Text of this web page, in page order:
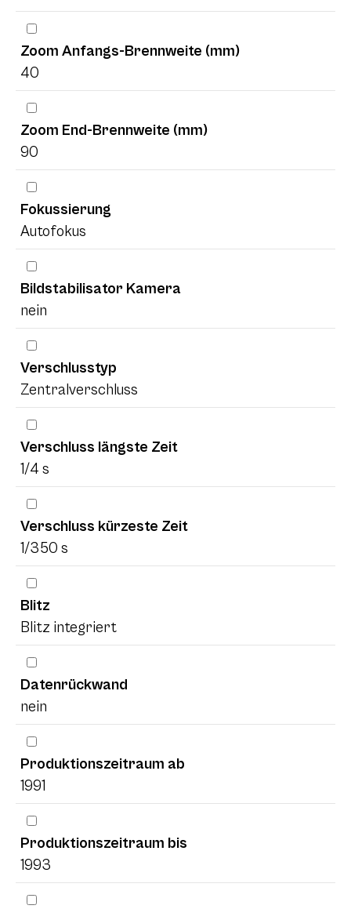
Zoom Anfangs-Brennweite (mm)
40
Zoom End-Brennweite (mm)
90
Fokussierung
Autofokus
Bildstabilisator Kamera
nein
Verschlusstyp
Zentralverschluss
Verschluss längste Zeit
1/4 s
Verschluss kürzeste Zeit
1/350 s
Blitz
Blitz integriert
Datenrückwand
nein
Produktionszeitraum ab
1991
Produktionszeitraum bis
1993